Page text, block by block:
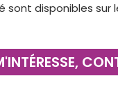
sont disponibles sur